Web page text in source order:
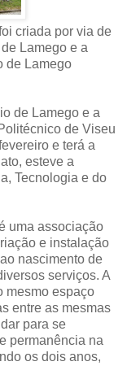
criada por via de
Lamego e a
de Lamego
de Lamego e a
de Viseu
e terá a
esteve a
Tecnologia e do
uma associação
e instalação
nascimento de
serviços. A
mesmo espaço
entre as mesmas
para se
permanência na
os dois anos,